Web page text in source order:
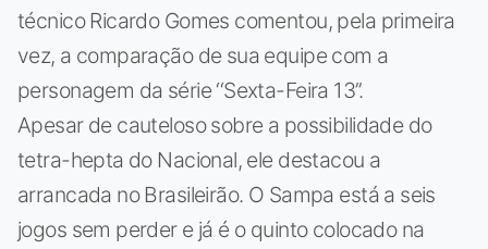
técnico Ricardo Gomes comentou, pela primeira
vez, a comparação de sua equipe com a
personagem da série ‘‘Sexta-Feira 13’’.
Apesar de cauteloso sobre a possibilidade do
tetra-hepta do Nacional, ele destacou a
arrancada no Brasileirão. O Sampa está a seis
jogos sem perder e já é o quinto colocado na